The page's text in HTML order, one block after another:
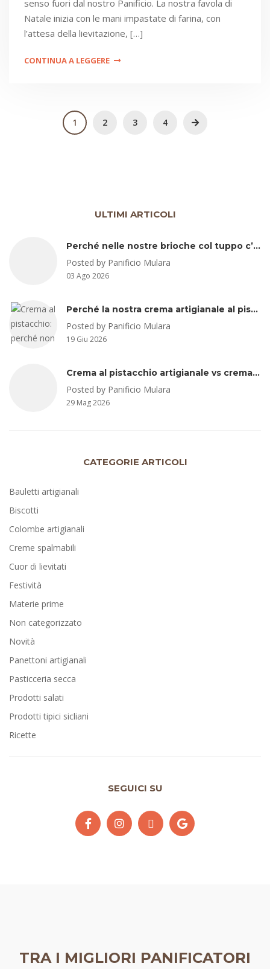
senso fuori dal nostro Panificio. La nostra favola di
Natale inizia con le mani impastate di farina, con
l’attesa della lievitazione, […]
CONTINUA A LEGGERE
1 2 3 4
ULTIMI ARTICOLI
Perché nelle nostre brioche col tuppo c’è lo strutto (e perché non ha senso temerlo)
Posted by Panificio Mulara
03 Ago 2026
Perché la nostra crema artigianale al pistacchio non è fatta con pistacchio di Bronte
Posted by Panificio Mulara
19 Giu 2026
Crema al pistacchio artigianale vs crema al pistacchio industriale: occhio agli ingredienti e alla percentuale di pistacchio
Posted by Panificio Mulara
29 Mag 2026
CATEGORIE ARTICOLI
Bauletti artigianali
Biscotti
Colombe artigianali
Creme spalmabili
Cuor di lievitati
Festività
Materie prime
Non categorizzato
Novità
Panettoni artigianali
Pasticceria secca
Prodotti salati
Prodotti tipici sicliani
Ricette
SEGUICI SU
TRA I MIGLIORI PANIFICATORI